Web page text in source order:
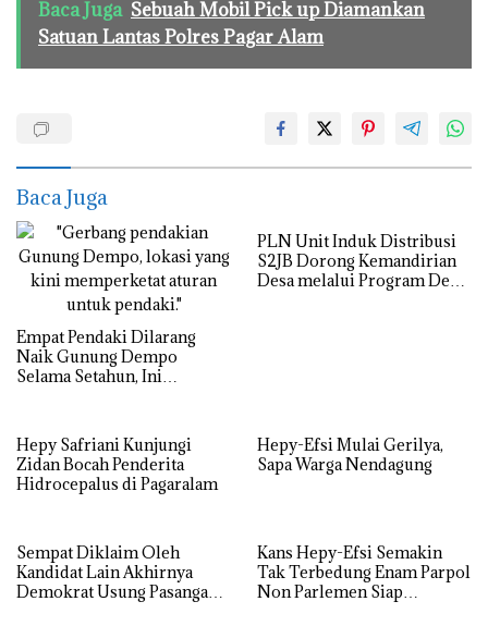
Baca Juga Sebuah Mobil Pick up Diamankan
Satuan Lantas Polres Pagar Alam
Baca Juga
Empat Pendaki Dilarang
Naik Gunung Dempo
Selama Setahun, Ini
PLN Unit Induk Distribusi
S2JB Dorong Kemandirian
Desa melalui Program Desa
Hepy Safriani Kunjungi
Zidan Bocah Penderita
Hidrocepalus di Pagaralam
Hepy-Efsi Mulai Gerilya,
Sapa Warga Nendagung
Sempat Diklaim Oleh
Kandidat Lain Akhirnya
Demokrat Usung Pasangan
Kans Hepy-Efsi Semakin
Tak Terbedung Enam Parpol
Non Parlemen Siap